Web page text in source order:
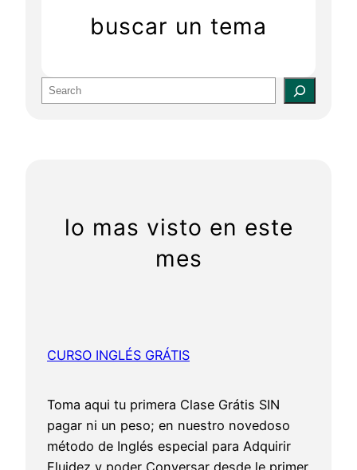
buscar un tema
e
lo mas visto en este
mes
CURSO INGLÉS GRÁTIS
Toma aqui tu primera Clase Grátis SIN
pagar ni un peso; en nuestro novedoso
método de Inglés especial para Adquirir